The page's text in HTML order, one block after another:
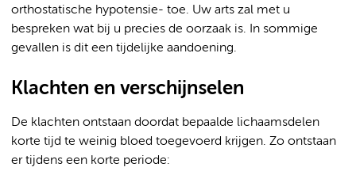
orthostatische hypotensie- toe. Uw arts zal met u
bespreken wat bij u precies de oorzaak is. In sommige
gevallen is dit een tijdelijke aandoening.
Klachten en verschijnselen
De klachten ontstaan doordat bepaalde lichaamsdelen
korte tijd te weinig bloed toegevoerd krijgen. Zo ontstaan
er tijdens een korte periode: